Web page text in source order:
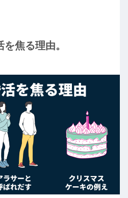
を焦る理由。